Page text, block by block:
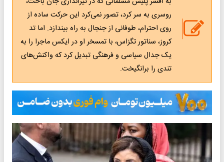
روسری به سر کرد، تصور نمی‌کرد این حرکت ساده از
روی احترام، طوفانی از جنجال به راه بیندازد. اما تد
کروز، سناتور تگزاس، با تمسخر او در ایکس ماجرا را به
یک جدال سیاسی و فرهنگی تبدیل کرد که واکنش‌های
تندی را برانگیخت.